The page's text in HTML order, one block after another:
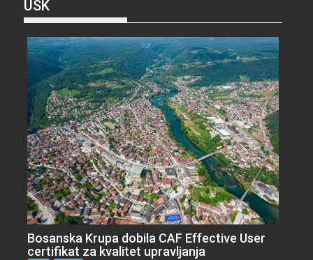
USK
Bosanska Krupa dobila CAF Effective User
certifikat za kvalitet upravljanja